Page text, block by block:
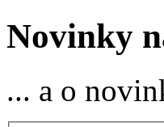
Novinky
... a o